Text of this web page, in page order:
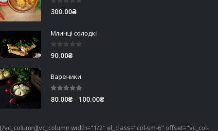
0 out of 5
300.00₴
Млинці солодкі
0 out of 5
90.00₴
Вареники
80.00₴– 100.00₴Price
[/vc_column][vc_column width="1/2" el_class="col-sm-6" offset="vc_col-